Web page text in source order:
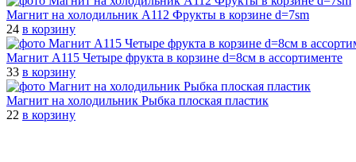
Магнит на холодильник A112 Фрукты в корзине d=7sm
24 в корзину
Магнит A115 Четыре фрукта в корзине d=8см в ассортименте
33 в корзину
Магнит на холодильник Рыбка плоская пластик
22 в корзину